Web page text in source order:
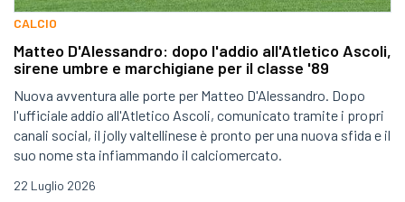
CALCIO
Matteo D'Alessandro: dopo l'addio all'Atletico Ascoli,
sirene umbre e marchigiane per il classe '89
Nuova avventura alle porte per Matteo D'Alessandro. Dopo
l'ufficiale addio all'Atletico Ascoli, comunicato tramite i propri
canali social, il jolly valtellinese è pronto per una nuova sfida e il
suo nome sta infiammando il calciomercato.
22 Luglio 2026